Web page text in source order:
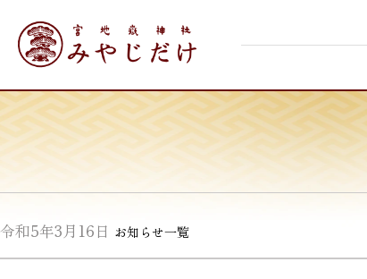
content
令和5年3月16日 お知らせ一覧